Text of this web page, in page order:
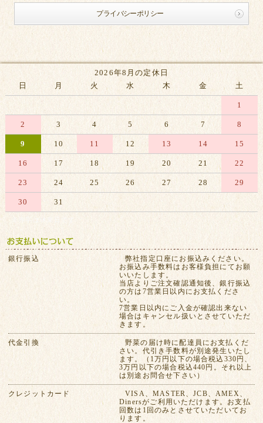
プライバシーポリシー
2026年8月の定休日
日
月 火 水 木 金 土
1
2 3 4 5 6 7 8
9 10 11 12 13 14 15
16 17 18 19 20 21 22
23 24 25 26 27 28 29
30 31
※赤字は休業日です
銀行振込
弊社指定口座にお振込みください。
お振込み手数料はお客様負担にてお願
いいたします。
当店よりご注文確認通知後、銀行振込
の方は7営業日以内にお支払くださ
い。
7営業日以内にご入金が確認出来ない
場合はキャンセル扱いとさせていただ
きます。
代金引換
野菜の届け時に配達員にお支払くだ
さい。代引き手数料が別途発生いたし
ます。（1万円以下の場合税込330円、
3万円以下の場合税込440円。それ以上
は別途お問合せ下さい）
クレジットカード
VISA、MASTER、JCB、AMEX、
Dinersがご利用いただけます。お支払
回数は1回のみとさせていただいてお
ります。